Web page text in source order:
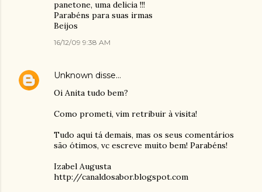
panetone, uma delicia !!!
Parabéns para suas irmas
Beijos
16/12/09 9:38 AM
Unknown disse…
Oi Anita tudo bem?
Como prometi, vim retribuir à visita!
Tudo aqui tá demais, mas os seus comentários
são ótimos, vc escreve muito bem! Parabéns!
Izabel Augusta
http://canaldosabor.blogspot.com